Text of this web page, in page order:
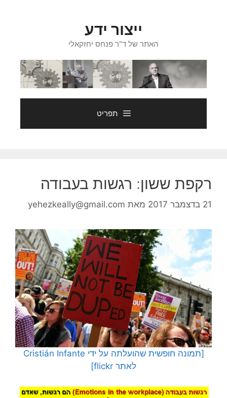
ייצור ידע
האתר של ד"ר פנחס יחזקאלי
תפריט
רקפת ששון: רגשות בעבודה
21 בדצמבר 2017 מאת yehezkeally@gmail.com
[תמונה חופשית שהועלתה על ידי Cristián Infante
לאתר flickr]